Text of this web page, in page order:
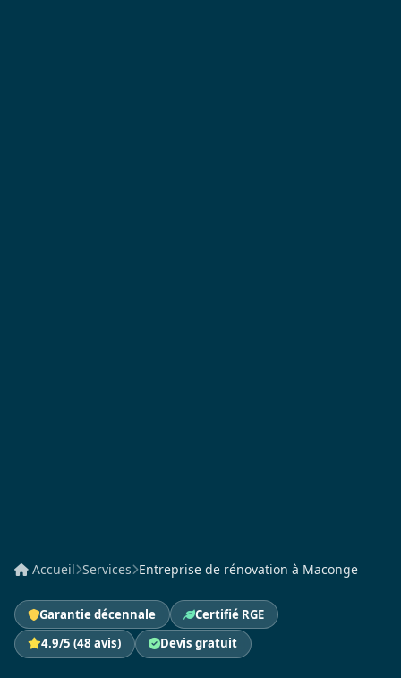
Accueil Services Entreprise de rénovation à Maconge
Garantie décennale
Certifié RGE
4.9/5 (48 avis)
Devis gratuit